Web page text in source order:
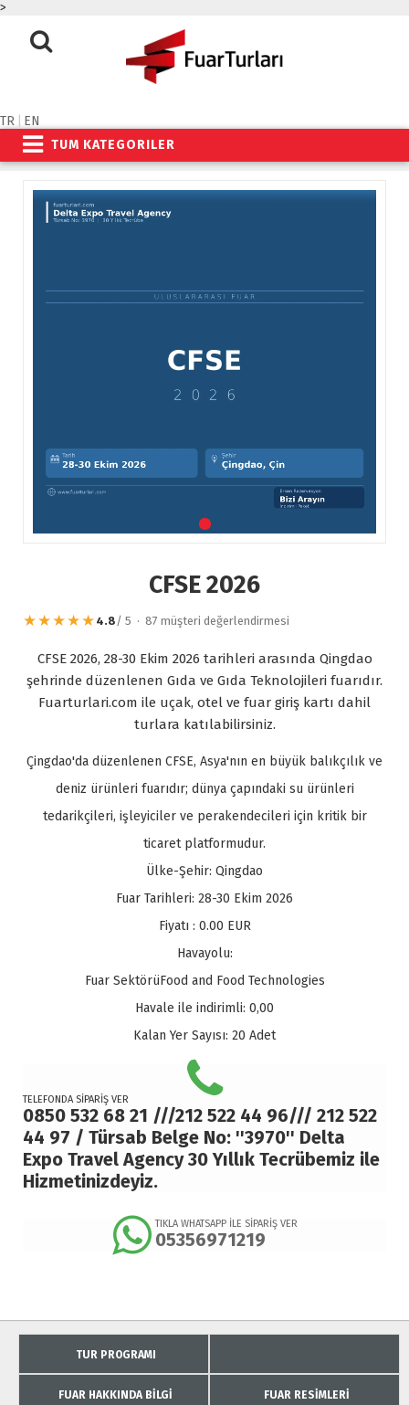
>
TR
EN
TUM KATEGORILER
CFSE 2026
★★★★★ 4.8/ 5 · 87 müşteri değerlendirmesi
CFSE 2026, 28-30 Ekim 2026 tarihleri arasında Qingdao
şehrinde düzenlenen Gıda ve Gıda Teknolojileri fuarıdır.
Fuarturlari.com ile uçak, otel ve fuar giriş kartı dahil
turlara katılabilirsiniz.
Çingdao'da düzenlenen CFSE, Asya'nın en büyük balıkçılık ve
deniz ürünleri fuarıdır; dünya çapındaki su ürünleri
tedarikçileri, işleyiciler ve perakendecileri için kritik bir
ticaret platformudur.
Ülke-Şehir: Qingdao
Fuar Tarihleri: 28-30 Ekim 2026
Fiyatı : 0.00 EUR
Havayolu:
Fuar SektörüFood and Food Technologies
Havale ile indirimli: 0,00
Kalan Yer Sayısı: 20 Adet
TELEFONDA SİPARİŞ VER
0850 532 68 21 ///212 522 44 96/// 212 522
44 97 / Türsab Belge No: ''3970'' Delta
Expo Travel Agency 30 Yıllık Tecrübemiz ile
Hizmetinizdeyiz.
TIKLA WHATSAPP İLE SİPARİŞ VER
05356971219
TUR PROGRAMI
FUAR HAKKINDA BILGI FUAR RESIMLERI